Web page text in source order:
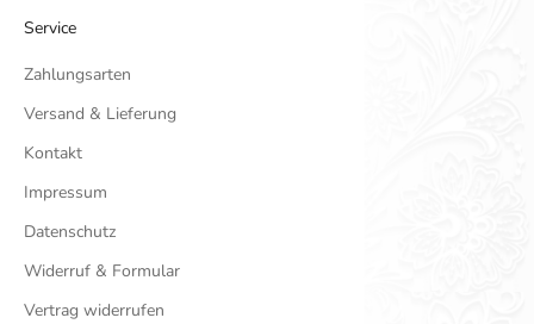
Service
Zahlungsarten
Versand & Lieferung
Kontakt
Impressum
Datenschutz
Widerruf & Formular
Vertrag widerrufen